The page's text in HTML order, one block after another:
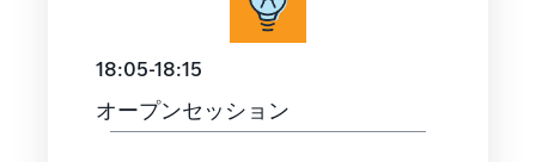
18:05-18:15
オープンセッション